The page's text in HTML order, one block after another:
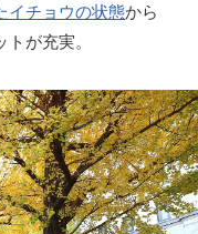
イチョウの状態から
が充実。